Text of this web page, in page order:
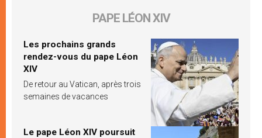
PAPE LÉON XIV
Les prochains grands
rendez-vous du pape Léon
XIV
De retour au Vatican, après trois
semaines de vacances
Le pape Léon XIV poursuit